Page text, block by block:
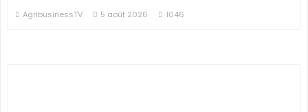
AgribusinessTV 5 août 2026 1046